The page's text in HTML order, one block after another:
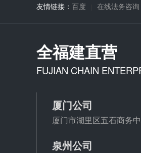
友情链接： 百度 在线法务咨询
全福建直营
FUJIAN CHAIN
厦门公司
厦门市湖里区五石商务
泉州公司